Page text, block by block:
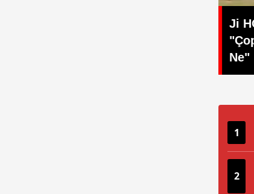
Ji HOÇFED’ê Bersiva Îdiayên
"Çopê": "Dîmen Ji Bo Algoyê